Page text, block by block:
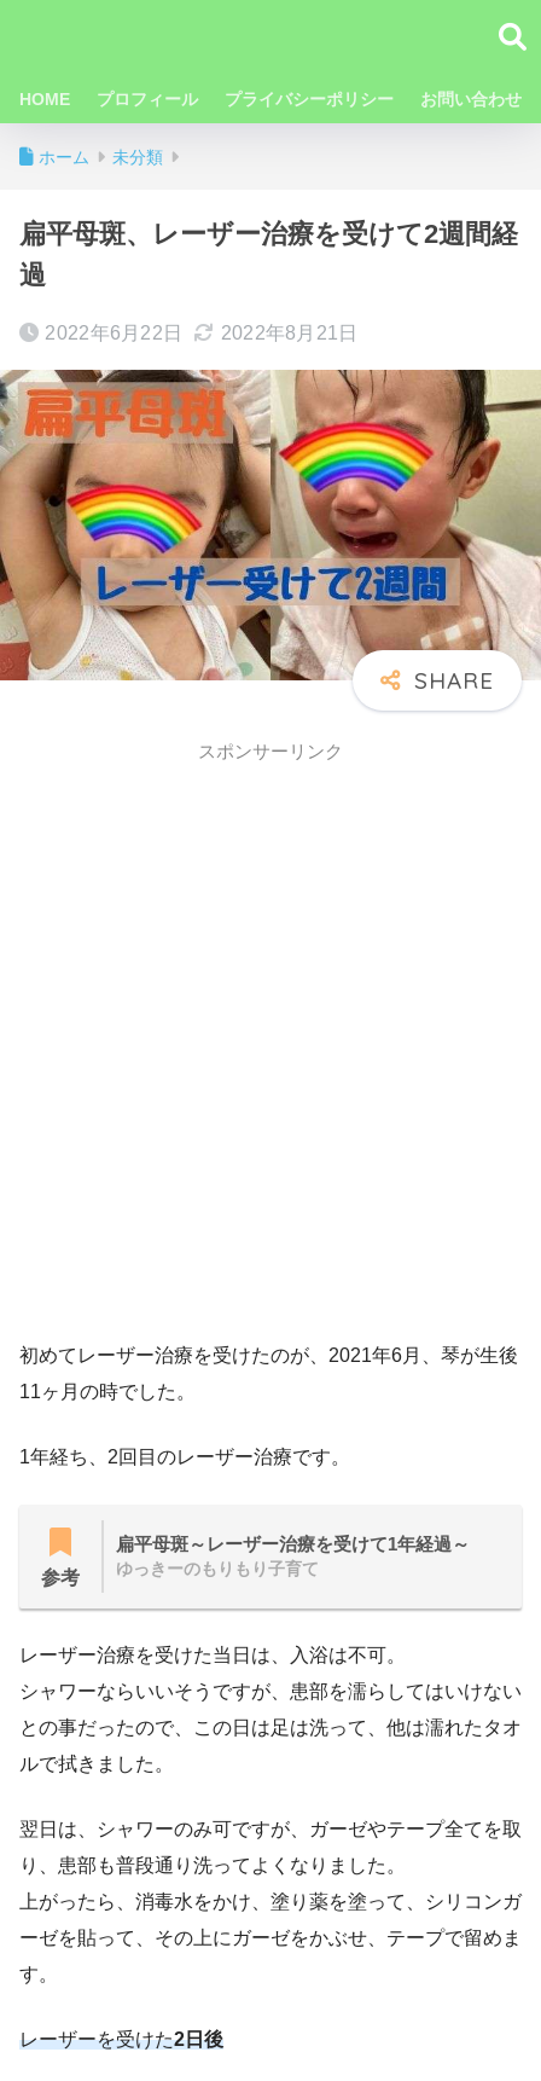
HOME プロフィール プライバシーポリシー お問い合わせ
ホーム 未分類
扁平母斑、レーザー治療を受けて2週間経
過
2022年6月22日 2022年8月21日
スポンサーリンク
初めてレーザー治療を受けたのが、2021年6月、琴が生後
11ヶ月の時でした。
1年経ち、2回目のレーザー治療です。
参考
扁平母斑～レーザー治療を受けて1年経過～
ゆっきーのもりもり子育て
レーザー治療を受けた当日は、入浴は不可。
シャワーならいいそうですが、患部を濡らしてはいけない
との事だったので、この日は足は洗って、他は濡れたタオ
ルで拭きました。
翌日は、シャワーのみ可ですが、ガーゼやテープ全てを取
り、患部も普段通り洗ってよくなりました。
上がったら、消毒水をかけ、塗り薬を塗って、シリコンガ
ーゼを貼って、その上にガーゼをかぶせ、テープで留めま
す。
レーザーを受けた2日後